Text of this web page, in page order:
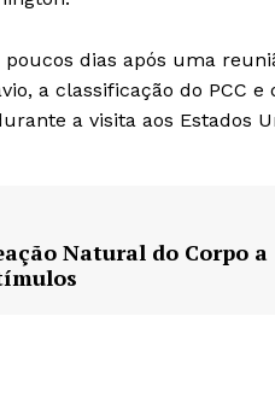
dias após uma
a classificação do PCC
a visita aos Estados
Natural do Corpo a